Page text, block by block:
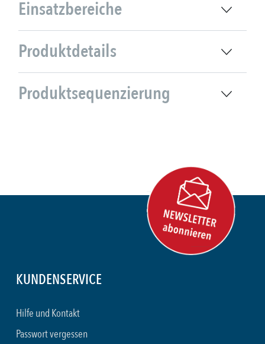
Einsatzbereiche
Produktdetails
Produktsequenzierung
KUNDENSERVICE
Hilfe und Kontakt
Passwort vergessen